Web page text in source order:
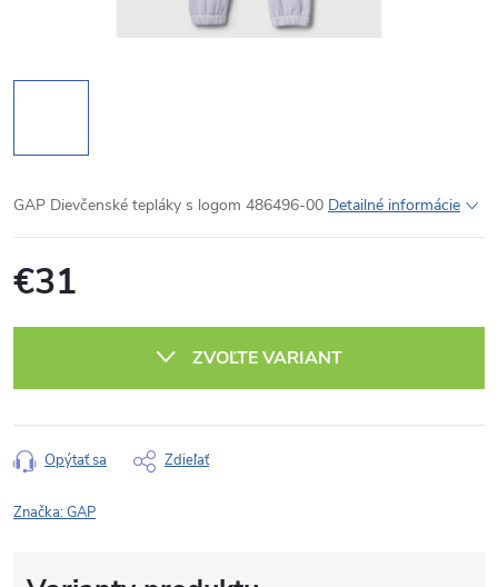
GAP Dievčenské tepláky s logom 486496-00 Detailné informácie
€31
ZVOĽTE VARIANT
Opýtať sa Zdieľať
Značka:GAP